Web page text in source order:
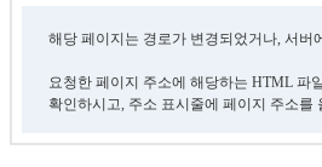
해당 페이지는 경로가 변경되었거나, 서
요청한 페이지 주소에 해당하는 HTML 파
확인하시고, 주소 표시줄에 페이지 주소